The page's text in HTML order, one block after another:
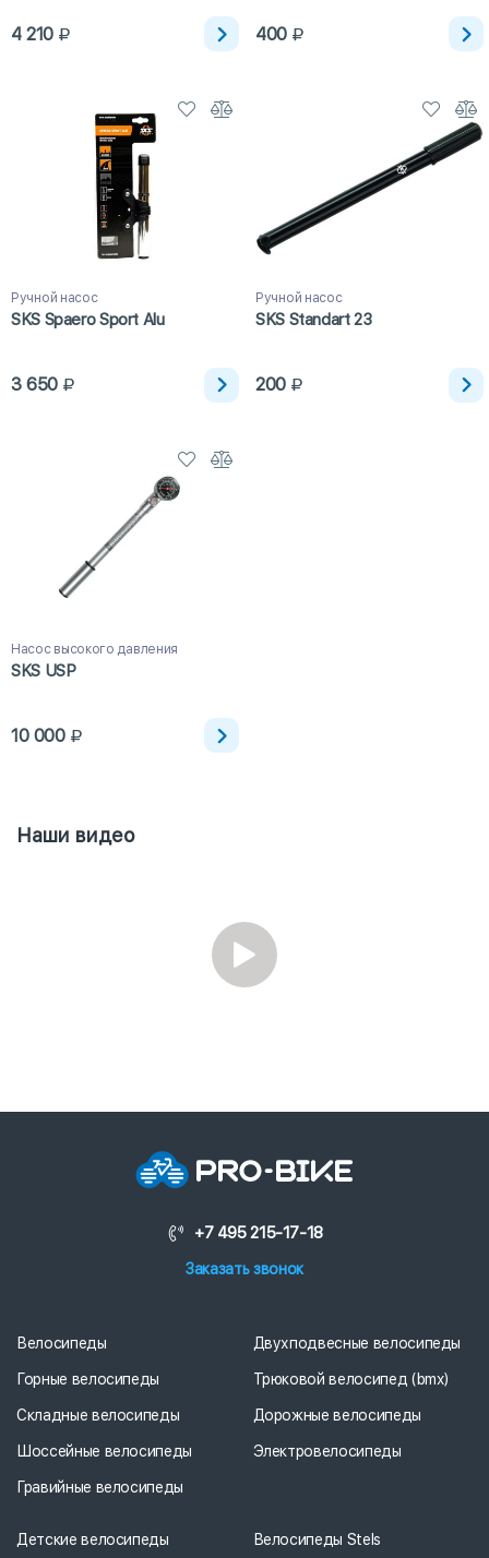
4 210 400
Ручной насос
SKS Spaero Sport Alu
3 650
Ручной насос
SKS Standart 23
200
Насос высокого давления
SKS USP
10 000
Наши видео
+7 495 215-17-18
Заказать звонок
Велосипеды
Горные велосипеды
Складные велосипеды
Шоссейные велосипеды
Гравийные велосипеды
Двухподвесные велосипеды
Трюковой велосипед (bmx)
Дорожные велосипеды
Электровелосипеды
Детские велосипеды Велосипеды Stels